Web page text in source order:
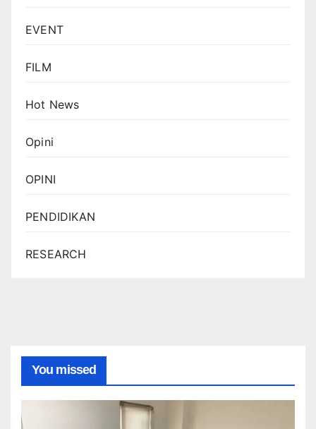
EVENT
FILM
Hot News
Opini
OPINI
PENDIDIKAN
RESEARCH
You missed